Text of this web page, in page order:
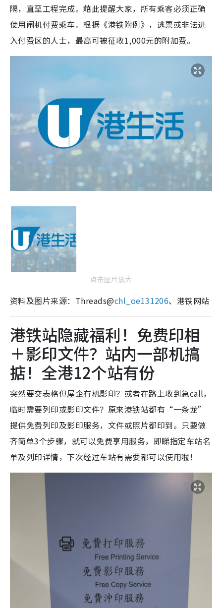
隔，直至工程完成。藉此提醒大家，所有乘客必须正确
使用闸机付费乘车。根据《港铁附例》，逃票或非法进
入付费区的人士，最高可被征收1,000元的附加费。
点击图片放大
资料及图片来源：Threads@chl_oe131206、港铁网站
港铁站隐藏福利！免费印相
＋影印文件？站内一部机搞
掂！全港12个站有份
突然要交表格但屋企冇机影印？或者在路上收到急call，
临时需要列印或影印文件？原来港铁站都有“一条龙”
提供免费列印及影印服务，文件或照片都印到。只要做
齐简单3个步骤，就可以免费享用服务，即睇指定车站名
单及列印详情，下次经过车站有需要都可以使用啦！